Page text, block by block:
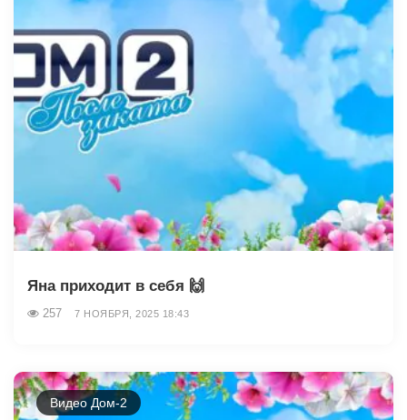
Яна приходит в себя 🙌
257 7 НОЯБРЯ, 2025 18:43
Видео Дом-2